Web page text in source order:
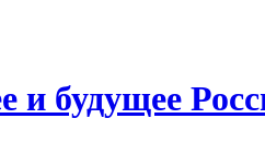
и будущее